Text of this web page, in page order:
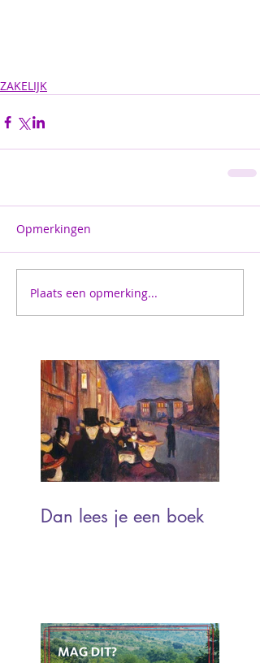
Dan lees je een boek
ZAKELIJK
Opmerkingen
Plaats een opmerking...